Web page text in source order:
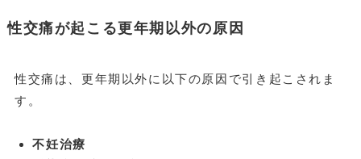
性交痛が起こる更年期以外の原因
性交痛は、更年期以外に以下の原因で引き起こされま
す。
不妊治療